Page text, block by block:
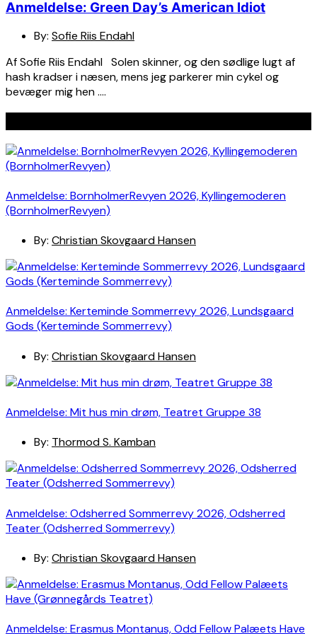
Anmeldelse: Green Day’s American Idiot
By: Sofie Riis Endahl
Af Sofie Riis Endahl Solen skinner, og den sødlige lugt af
hash kradser i næsen, mens jeg parkerer min cykel og
bevæger mig hen ….
Anmeldelse: BornholmerRevyen 2026, Kyllingemoderen
(BornholmerRevyen)
By: Christian Skovgaard Hansen
Anmeldelse: Kerteminde Sommerrevy 2026, Lundsgaard
Gods (Kerteminde Sommerrevy)
By: Christian Skovgaard Hansen
Anmeldelse: Mit hus min drøm, Teatret Gruppe 38
By: Thormod S. Kamban
Anmeldelse: Odsherred Sommerrevy 2026, Odsherred
Teater (Odsherred Sommerrevy)
By: Christian Skovgaard Hansen
Anmeldelse: Erasmus Montanus, Odd Fellow Palæets Have